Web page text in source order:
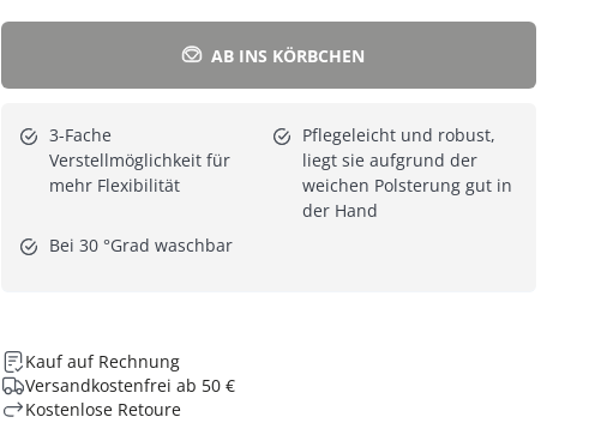
AB INS KÖRBCHEN
3-Fache
Verstellmöglichkeit für
mehr Flexibilität
Pflegeleicht und robust,
liegt sie aufgrund der
weichen Polsterung gut in
der Hand
Bei 30 °Grad waschbar
Kauf auf Rechnung
Versandkostenfrei ab 50 €
Kostenlose Retoure